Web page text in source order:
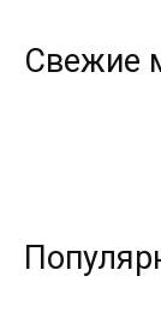
Свежие